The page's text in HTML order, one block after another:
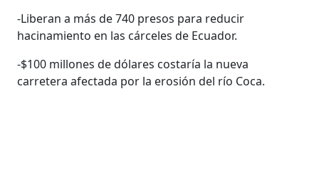
-Liberan a más de 740 presos para reducir
hacinamiento en las cárceles de Ecuador.
-$100 millones de dólares costaría la nueva
carretera afectada por la erosión del río Coca.